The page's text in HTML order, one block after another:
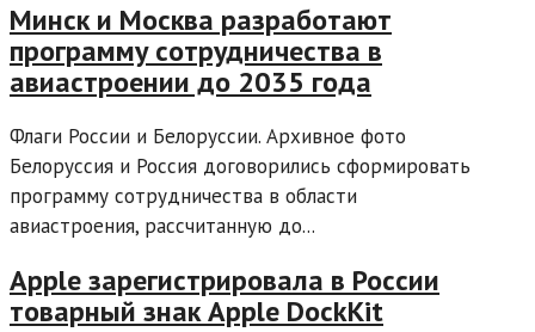
Минск и Москва разработают
программу сотрудничества в
авиастроении до 2035 года
Флаги России и Белоруссии. Архивное фото
Белоруссия и Россия договорились сформировать
программу сотрудничества в области
авиастроения, рассчитанную до...
Apple зарегистрировала в России
товарный знак Apple DockKit